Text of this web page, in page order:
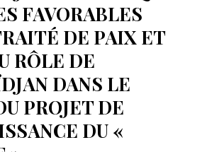
FAVORABLES
DE PAIX ET
RÔLE DE
DANS LE
PROJET DE
DU «